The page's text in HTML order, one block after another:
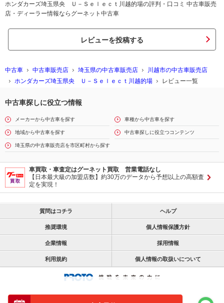
ホンダカーズ埼玉県央 Ｕ－Ｓｅｌｅｃｔ川越的場の評判・口コミ 中古車販売
店・ディーラー情報ならグーネット中古車
レビューを投稿する
中古車 中古車販売店 埼玉県の中古車販売店
川越市の中古車販売店
ホンダカーズ埼玉県央 Ｕ－Ｓｅｌｅｃｔ川越的場
レビュー一覧
中古車探しに役立つ情報
メーカーから中古車を探す 車種から中古車を探す
地域から中古車を探す 中古車探しに役立つコンテンツ
埼玉県の中古車販売店を市区町村から探す
車買取・車査定はグーネット買取 営業電話なし
【日本最大級の加盟店数】約30万のデータから予想以上の高額査
定を実現！
質問はコチラ ヘルプ
推奨環境 個人情報保護方針
企業情報 採用情報
利用規約 個人情報の取扱いについて